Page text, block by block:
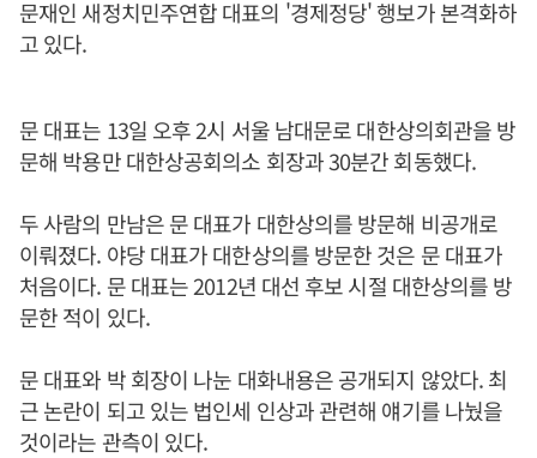
문재인 새정치민주연합 대표의 '경제정당' 행보가 본격화하
고 있다.
문 대표는 13일 오후 2시 서울 남대문로 대한상의회관을 방
문해 박용만 대한상공회의소 회장과 30분간 회동했다.
두 사람의 만남은 문 대표가 대한상의를 방문해 비공개로
이뤄졌다. 야당 대표가 대한상의를 방문한 것은 문 대표가
처음이다. 문 대표는 2012년 대선 후보 시절 대한상의를 방
문한 적이 있다.
문 대표와 박 회장이 나눈 대화내용은 공개되지 않았다. 최
근 논란이 되고 있는 법인세 인상과 관련해 얘기를 나눴을
것이라는 관측이 있다.